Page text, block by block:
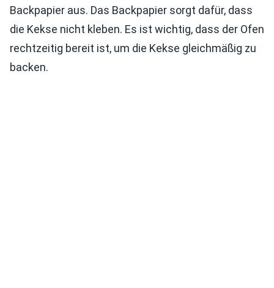
Backpapier aus. Das Backpapier sorgt dafür, dass
die Kekse nicht kleben. Es ist wichtig, dass der Ofen
rechtzeitig bereit ist, um die Kekse gleichmäßig zu
backen.